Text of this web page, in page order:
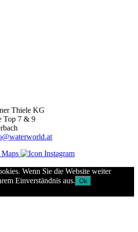
Thiele KG
Top 7 & 9
Wenn Sie die Website weiter
Einverständnis aus. Ok